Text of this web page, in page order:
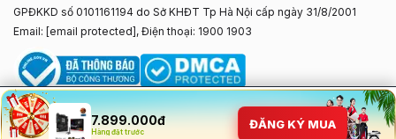
7.899.000đ
Hàng đặt trước
ĐĂNG KÝ MUA
GPĐKKD số 0101161194 do Sở KHĐT Tp Hà Nội cấp ngày 31/8/2001
Email: [email protected] , Điện thoại: 1900 1903